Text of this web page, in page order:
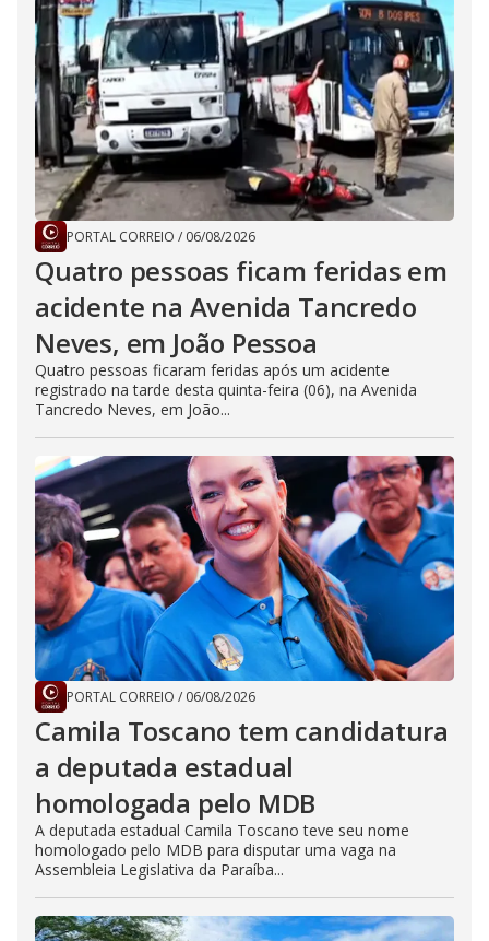
PORTAL CORREIO / 06/08/2026
Quatro pessoas ficam feridas em
acidente na Avenida Tancredo
Neves, em João Pessoa
Quatro pessoas ficaram feridas após um acidente
registrado na tarde desta quinta-feira (06), na Avenida
Tancredo Neves, em João...
PORTAL CORREIO / 06/08/2026
Camila Toscano tem candidatura
a deputada estadual
homologada pelo MDB
A deputada estadual Camila Toscano teve seu nome
homologado pelo MDB para disputar uma vaga na
Assembleia Legislativa da Paraíba...